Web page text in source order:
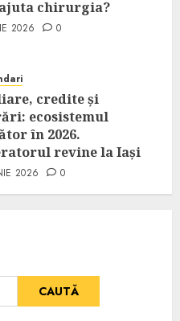
chirurgia?
2026 0
credite și
ecosistemul
în 2026.
revine la Iași
2026 0
CAUTĂ